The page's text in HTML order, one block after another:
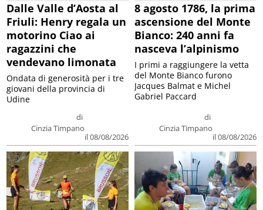
Dalle Valle d’Aosta al
Friuli: Henry regala un
motorino Ciao ai
ragazzini che
vendevano limonata
di
Cinzia Timpano
il 08/08/2026
Ondata di generosità per i tre
giovani della provincia di
Udine
8 agosto 1786, la prima
ascensione del Monte
Bianco: 240 anni fa
nasceva l’alpinismo
di
Cinzia Timpano
il 08/08/2026
I primi a raggiungere la vetta
del Monte Bianco furono
Jacques Balmat e Michel
Gabriel Paccard